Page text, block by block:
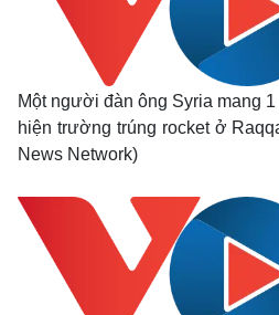
Một người đàn ông Syria mang
hiện trường trúng rocket ở
News Network)